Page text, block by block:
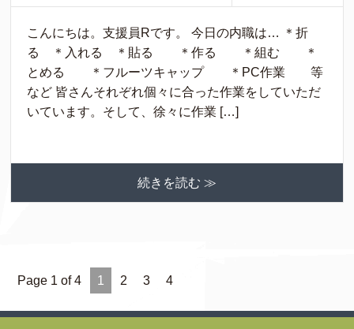
こんにちは。支援員Rです。 今日の内職は… ＊折
る ＊入れる ＊貼る ＊作る ＊組む ＊
とめる ＊フルーツキャップ ＊PC作業 等
など 皆さんそれぞれ個々に合った作業をしていただ
いています。そして、徐々に作業 […]
続きを読む ≫
Page 1 of 4 1 2 3 4